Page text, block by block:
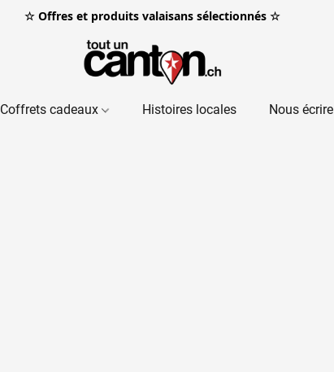
☆ Offres et produits valaisans sélectionnés ☆
Coffrets cadeaux Histoires locales Nous écrire